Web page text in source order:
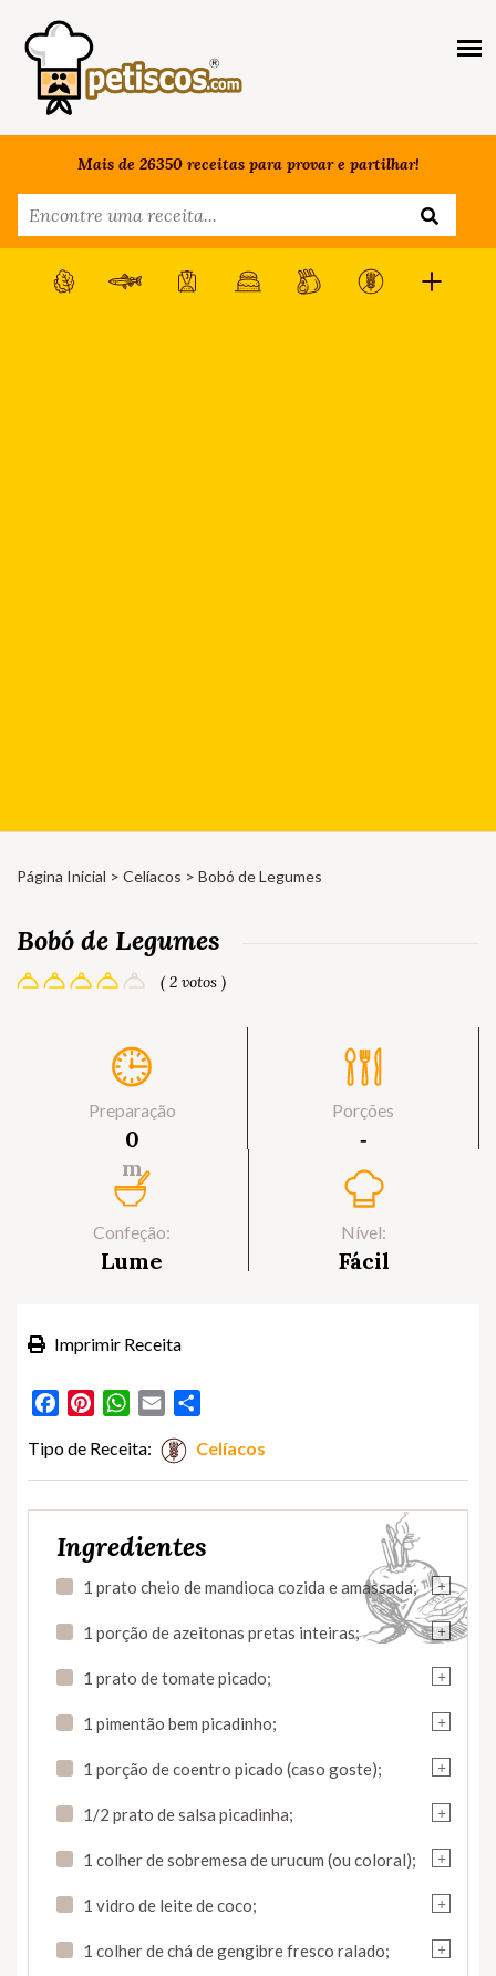
Mais de 26350 receitas para provar e partilhar!
Página Inicial > Celíacos > Bobó de Legumes
Bobó de Legumes
( 2 votos )
Preparação
0
m
Porções
‐
Confeção:
Lume
Nível:
Fácil
Imprimir Receita
FacebookPinterestWhatsApp
Email
Tipo de Receita: Celíacos
Ingredientes
+
1 prato cheio de mandioca cozida e amassada;
+
1 porção de azeitonas pretas inteiras;
+
1 prato de tomate picado;
+
1 pimentão bem picadinho;
+
1 porção de coentro picado (caso goste);
+
1/2 prato de salsa picadinha;
+
1 colher de sobremesa de urucum (ou coloral);
+
1 vidro de leite de coco;
+
1 colher de chá de gengibre fresco ralado;